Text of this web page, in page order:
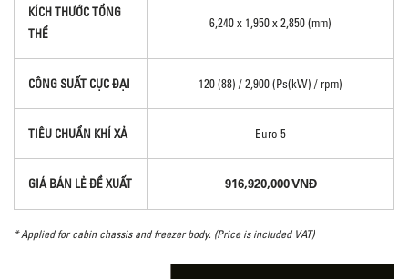
KÍCH THƯỚC TỔNG
THỂ
6,240 x 1,950 x 2,850 (mm)
CÔNG SUẤT CỰC ĐẠI 120 (88) / 2,900 (Ps(kW) / rpm)
TIÊU CHUẨN KHÍ XẢ Euro 5
GIÁ BÁN LẺ ĐỀ XUẤT 916,920,000 VNĐ
* Applied for cabin chassis and freezer body. (Price is included VAT)